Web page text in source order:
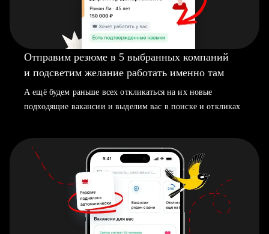
Отправим резюме в 5 выбранных компаний
и подсветим желание работать именно там
А ещё будем раньше всех откликаться на их новые
подходящие вакансии и выделим вас в поиске и откликах